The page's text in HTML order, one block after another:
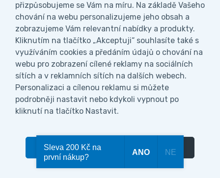
Vážení zákazníci, z důvodu čerpání
celozávodní dovolené bude naše firma ve
dnech od 27.7. do 9.8.2026 uzavřena. V
tomto období nebudeme vyřizovat ani
odesílat objednávky. Všechny objednávky
přijaté během naší dovolené začneme
postupně expedovat ihned po našem návratu
Servis
Záruka
Obchodní podmínky a ochrana osobních údajů
Obchodní podmínky
Ochrana osobních údajů
Informace o zpracování osobních údajů
Zpracovatelé osobních údajů
Nastavení soukromí
Doprava zdarma
Kategorie Vyhledat
přizpůsobujeme se Vám na míru. Na základě Vašeho
chování na webu personalizujeme jeho obsah a
zobrazujeme Vám relevantní nabídky a produkty.
Kliknutím na tlačítko „Akceptuji“ souhlasíte také s
využíváním cookies a předáním údajů o chování na
webu pro zobrazení cílené reklamy na sociálních
sítích a v reklamních sítích na dalších webech.
Personalizaci a cílenou reklamu si můžete
podrobněji nastavit nebo kdykoli vypnout po
kliknutí na tlačítko Nastavit.
Akceptuji Odmítnout Nastavit
Sleva 200 Kč na
první nákup?
ANO NE